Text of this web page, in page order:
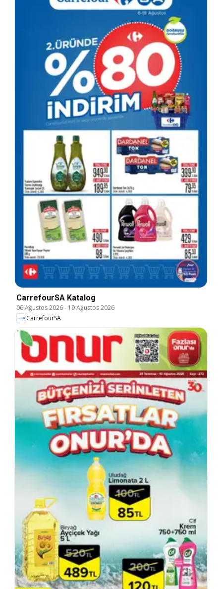
CarrefourSA Katalog
06 Ağustos 2026- 19 Ağustos 2026
CarrefourSA